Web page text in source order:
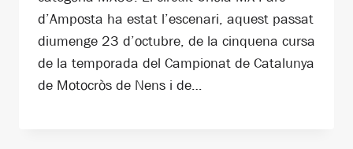
d’Amposta ha estat l’escenari, aquest passat
diumenge 23 d’octubre, de la cinquena cursa
de la temporada del Campionat de Catalunya
de Motocròs de Nens i de…